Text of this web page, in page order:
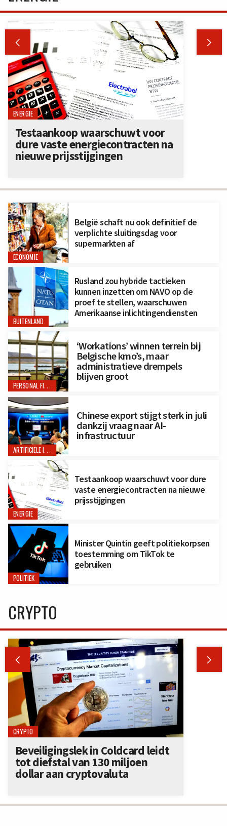
ECONOMIE
België schaft nu ook definitief de
verplichte sluitingsdag voor
supermarkten af
BUITENLAND
Rusland zou hybride tactieken
kunnen inzetten om NAVO op de
proef te stellen, waarschuwen
Amerikaanse inlichtingendiensten
PERSONAL FINANCE
‘Workations’ winnen terrein bij
Belgische kmo’s, maar
administratieve drempels
blijven groot
ARTIFICIËLE INTELLIGENTIE
Chinese export stijgt sterk in juli
dankzij vraag naar AI-
infrastructuur
ENERGIE
Testaankoop waarschuwt voor dure
vaste energiecontracten na nieuwe
prijsstijgingen
POLITIEK
Minister Quintin geeft politiekorpsen
toestemming om TikTok te
gebruiken
 
ENERGIE
Testaankoop waarschuwt voor
dure vaste energiecontracten na
nieuwe prijsstijgingen
CRYPTO
 
CRYPTO
Beveiligingslek in Coldcard leidt
tot diefstal van 130 miljoen
dollar aan cryptovaluta